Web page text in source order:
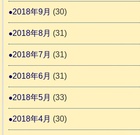
2018年9月 (30)
2018年8月 (31)
2018年7月 (31)
2018年6月 (31)
2018年5月 (33)
2018年4月 (30)